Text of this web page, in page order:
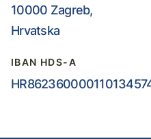
10000 Zagreb,
Hrvatska
IBAN HDS-A